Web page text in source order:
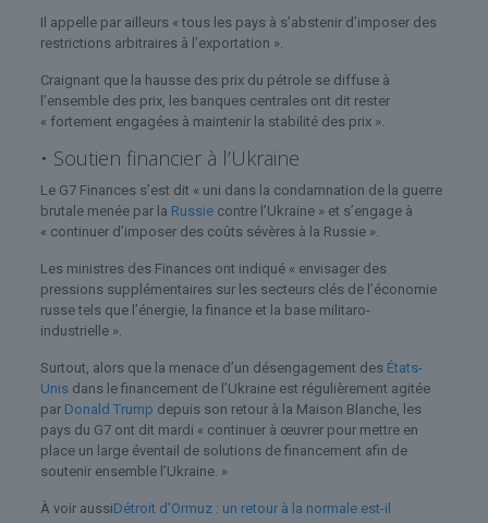
Il appelle par ailleurs « tous les pays à s’abstenir d’imposer des
restrictions arbitraires à l’exportation ».
Craignant que la hausse des prix du pétrole se diffuse à
l’ensemble des prix, les banques centrales ont dit rester
« fortement engagées à maintenir la stabilité des prix ».
• Soutien financier à l’Ukraine
Le G7 Finances s’est dit « uni dans la condamnation de la guerre
brutale menée par la Russiecontre l’Ukraine » et s’engage à
« continuer d’imposer des coûts sévères à la Russie ».
Les ministres des Finances ont indiqué « envisager des
pressions supplémentaires sur les secteurs clés de l’économie
russe tels que l’énergie, la finance et la base militaro-
industrielle ».
Surtout, alors que la menace d’un désengagement des États-
Unisdans le financement de l’Ukraine est régulièrement agitée
par Donald Trump depuis son retour à la Maison Blanche, les
pays du G7 ont dit mardi « continuer à œuvrer pour mettre en
place un large éventail de solutions de financement afin de
soutenir ensemble l’Ukraine. »
À voir aussiDétroit d’Ormuz : un retour à la normale est-il